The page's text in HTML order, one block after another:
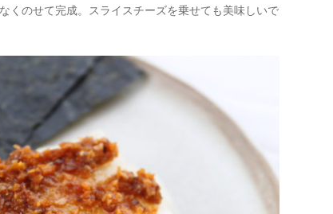
くのせて完成。スライスチーズを乗せても美味しいで